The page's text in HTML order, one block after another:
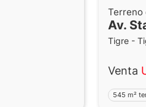
Terreno
Av.
Tigre -
Venta
545 m²